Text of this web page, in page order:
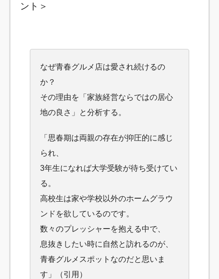
ント＞
なぜ青春グルメ店は愛され続けるの
か？
その理由を「家族経営ならではの居心
地の良さ」と分析する。
「思春期は両親の存在が抑圧的に感じ
られ、
3年生になれば大学受験が待ち受けてい
る。
高校生は家や学校以外のホームグラウ
ンドを欲しているのです。
数々のプレッシャーを抱える中で、
息抜きしたい時に自然と訪れるのが、
青春グルメスポットなのだと思いま
す」（引用）